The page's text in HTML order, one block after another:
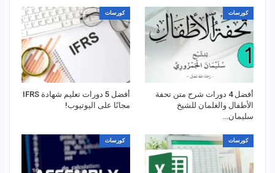
كورسات
أفضل 4 دورات شرح متن تحفة
الأطفال والغلمان للشيخ
سليمان…
كورسات
أفضل 5 دورات تعليم شهادة IFRS
مجانًا على اليوتيوب!
كورسات كورسات